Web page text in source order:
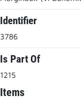
Identifier
3786
Is Part Of
1215
Items